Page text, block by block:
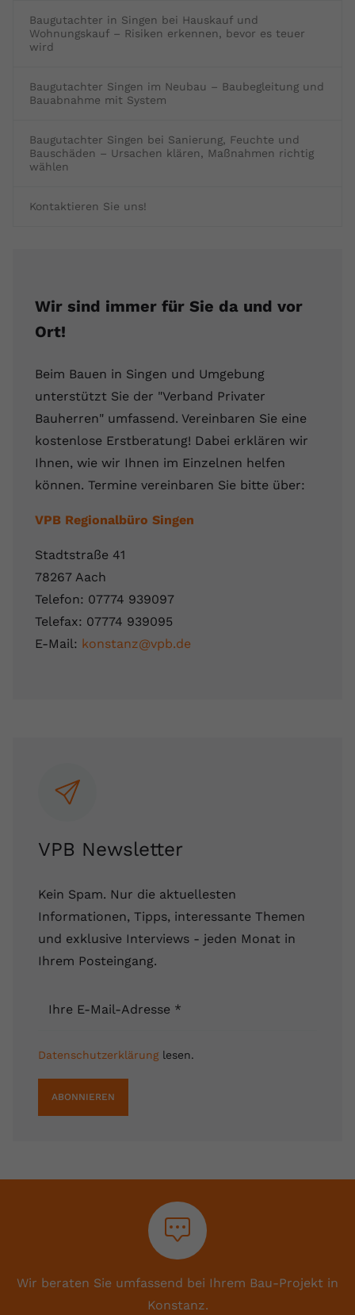
Baugutachter in Singen bei Hauskauf und
Wohnungskauf – Risiken erkennen, bevor es teuer
wird
Baugutachter Singen im Neubau – Baubegleitung und
Bauabnahme mit System
Baugutachter Singen bei Sanierung, Feuchte und
Bauschäden – Ursachen klären, Maßnahmen richtig
wählen
Kontaktieren Sie uns!
Wir sind immer für Sie da und vor
Ort!
Beim Bauen in Singen und Umgebung
unterstützt Sie der "Verband Privater
Bauherren" umfassend. Vereinbaren Sie eine
kostenlose Erstberatung! Dabei erklären wir
Ihnen, wie wir Ihnen im Einzelnen helfen
können. Termine vereinbaren Sie bitte über:
VPB Regionalbüro Singen
Stadtstraße 41
78267 Aach
Telefon: 07774 939097
Telefax: 07774 939095
E-Mail: konstanz@vpb.de
VPB Newsletter
Kein Spam. Nur die aktuellesten
Informationen, Tipps, interessante Themen
und exklusive Interviews - jeden Monat in
Ihrem Posteingang.
Ihre E-Mail-Adresse *
Datenschutzerklärunglesen.
ABONNIEREN
Wir beraten Sie umfassend bei Ihrem Bau-Projekt in
Konstanz.